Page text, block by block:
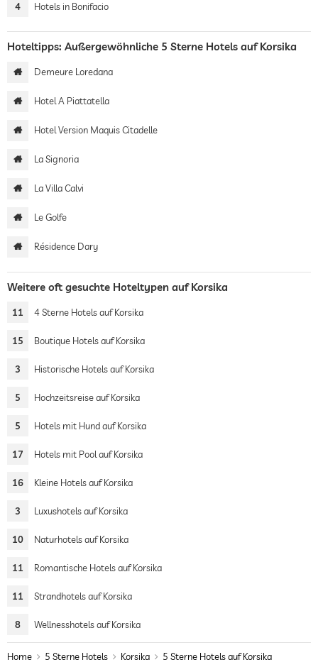
4 Hotels in Bonifacio
Hoteltipps: Außergewöhnliche 5 Sterne Hotels auf Korsika
Demeure Loredana
Hotel A Piattatella
Hotel Version Maquis Citadelle
La Signoria
La Villa Calvi
Le Golfe
Résidence Dary
Weitere oft gesuchte Hoteltypen auf Korsika
11 4 Sterne Hotels auf Korsika
15 Boutique Hotels auf Korsika
3 Historische Hotels auf Korsika
5 Hochzeitsreise auf Korsika
5 Hotels mit Hund auf Korsika
17 Hotels mit Pool auf Korsika
16 Kleine Hotels auf Korsika
3 Luxushotels auf Korsika
10 Naturhotels auf Korsika
11 Romantische Hotels auf Korsika
11 Strandhotels auf Korsika
8 Wellnesshotels auf Korsika
Home 5 Sterne Hotels Korsika 5 Sterne Hotels auf Korsika